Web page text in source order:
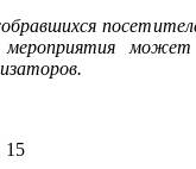
мероприятия
15